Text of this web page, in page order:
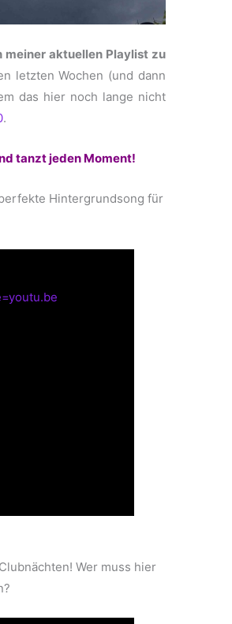
meiner aktuellen Playlist zu
letzten Wochen (und dann
das hier noch lange nicht
.
tanzt jeden Moment!
Hintergrundsong für
Wer muss hier